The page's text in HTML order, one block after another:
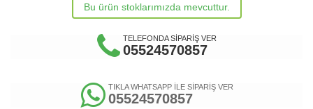
Bu ürün stoklarımızda mevcuttur.
TELEFONDA SİPARİŞ VER
05524570857
TIKLA WHATSAPP İLE SİPARİŞ VER
05524570857